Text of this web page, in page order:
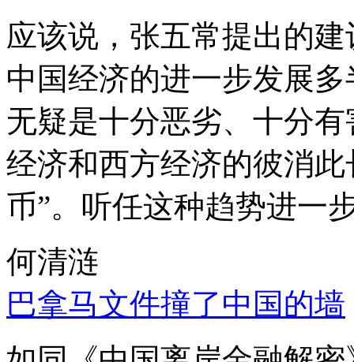
应该说，张五常提出的
中国经济的进一步发展
无疑是十分恶劣、十分
经济和西方经济的彼消
币”。听任这种趋势进一
何清涟
巴拿马文件撞了中国的墙